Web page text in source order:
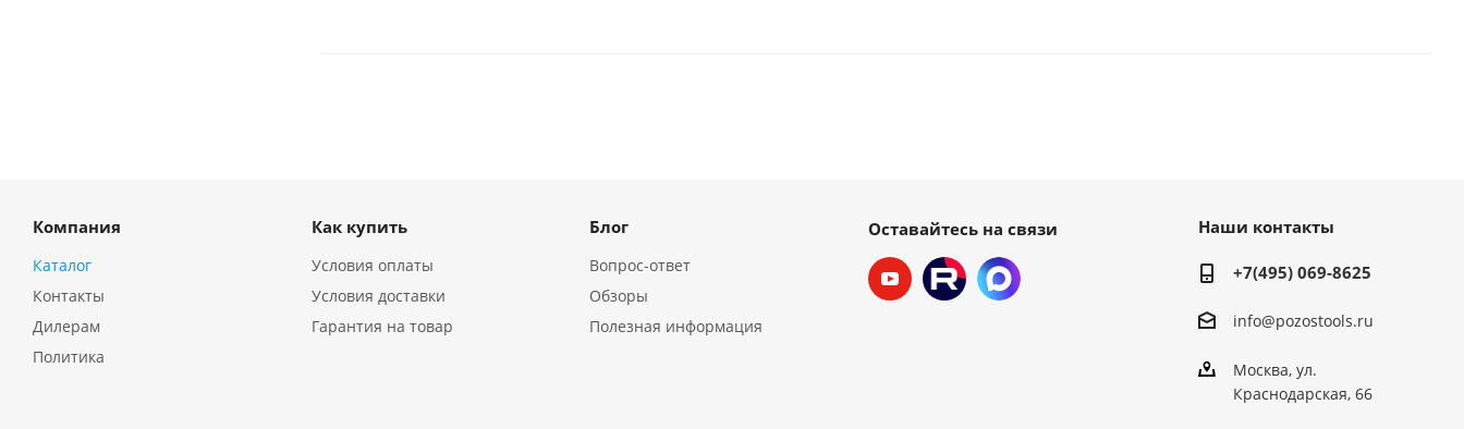
Компания
Каталог
Контакты
Дилерам
Политика
Как купить
Условия оплаты
Условия доставки
Гарантия на товар
Блог
Вопрос-ответ
Обзоры
Полезная информация
Оставайтесь на связи Наши контакты
+7(495) 069-8625
info@pozostools.ru
Москва, ул.
Краснодарская, 66